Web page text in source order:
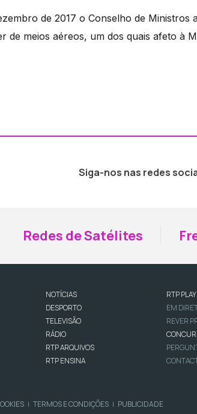
de 2017 o Conselho de
de meios aéreos, um dos quais afeto à
Siga-nos nas redes
Redes de Satélites
NOTÍCIAS
DESPORTO
TELEVISÃO
RÁDIO
RTP ARQUIVOS
RTP ENSINA
RTP PLAY
EM
REVER
| TERMOS E CONDIÇÕES | PUBLICIDADE